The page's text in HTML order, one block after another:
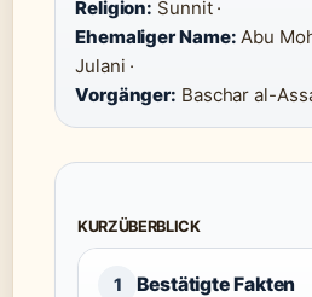
Religion: Sunnit ·
Ehemaliger Name: Abu
Julani ·
Vorgänger: Baschar al-
KURZÜBERBLICK
1 Bestätigte Fakten